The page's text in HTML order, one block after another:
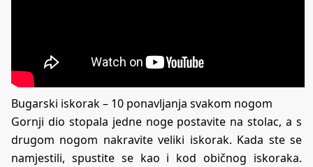
Bugarski iskorak – 10 ponavljanja svakom nogom
Gornji dio stopala jedne noge postavite na stolac, a s
drugom nogom nakravite veliki iskorak. Kada ste se
namjestili, spustite se kao i kod običnog iskoraka.